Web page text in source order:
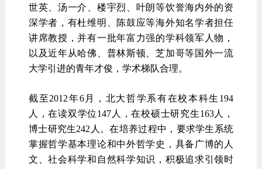
世英、汤一介、楼宇烈、叶朗等饮誉海内外的资
深学者，有杜维明、陈鼓应等海外知名学者担任
讲席教授，并有一批年富力强的学科领军人物，
以及近年从哈佛、普林斯顿、芝加哥等国外一流
大学引进的青年才俊，学术梯队合理。
截至2012年6月，北大哲学系有在校本科生194
人，在读双学位147人，在校硕士研究生163人，
博士研究生242人。在培养过程中，要求学生系统
掌握哲学基本理论和中外哲学史，具备广博的人
文、社会科学和自然科学知识，积极追求引领时